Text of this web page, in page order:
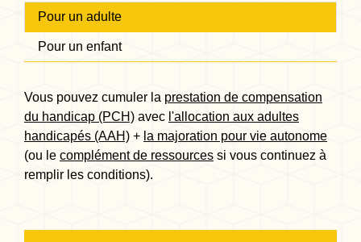
Pour un adulte
Pour un enfant
Vous pouvez cumuler la prestation de compensation
du handicap (PCH) avec l'allocation aux adultes
handicapés (AAH) + la majoration pour vie autonome
(ou le complément de ressources si vous continuez à
remplir les conditions).